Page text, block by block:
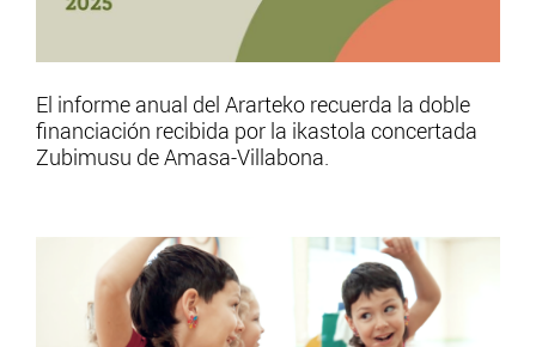
El informe anual del Ararteko recuerda la doble
financiación recibida por la ikastola concertada
Zubimusu de Amasa-Villabona.